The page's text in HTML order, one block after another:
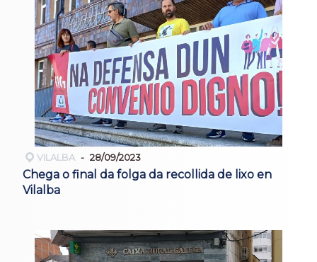
VILALBA 28/09/2023
Chega o final da folga da recollida de lixo en
Vilalba